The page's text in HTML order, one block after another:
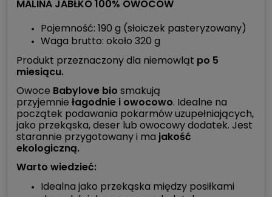
MALINA JABŁKO 100% OWOCÓW
Pojemność: 190 g (słoiczek pasteryzowany)
Waga brutto: około 320 g
Produkt przeznaczony dla niemowląt po 5
miesiącu.
Owoce Babylove bio smakują
przyjemnie łagodnie i owocowo. Idealne na
początek podawania pokarmów uzupełniających,
jako przekąska, deser lub owocowy dodatek. Jest
starannie przygotowany i ma jakość
ekologiczną.
Warto wiedzieć:
Idealna jako przekąska między posiłkami